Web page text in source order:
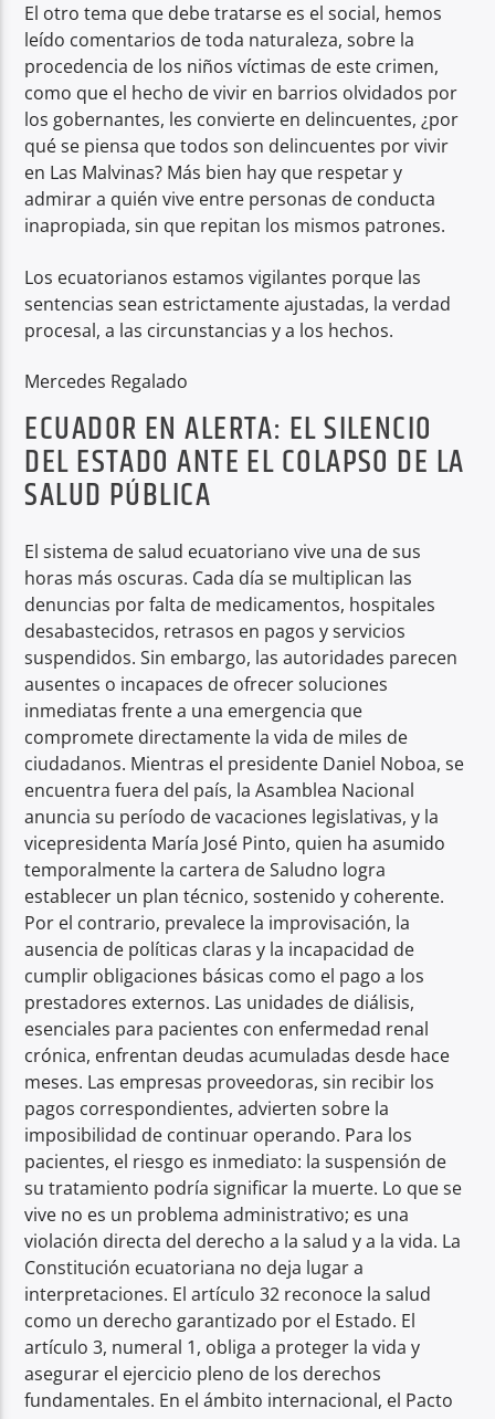
El otro tema que debe tratarse es el social, hemos
leído comentarios de toda naturaleza, sobre la
procedencia de los niños víctimas de este crimen,
como que el hecho de vivir en barrios olvidados por
los gobernantes, les convierte en delincuentes, ¿por
qué se piensa que todos son delincuentes por vivir
en Las Malvinas? Más bien hay que respetar y
admirar a quién vive entre personas de conducta
inapropiada, sin que repitan los mismos patrones.
Los ecuatorianos estamos vigilantes porque las
sentencias sean estrictamente ajustadas, la verdad
procesal, a las circunstancias y a los hechos.
Mercedes Regalado
ECUADOR EN ALERTA: EL SILENCIO
DEL ESTADO ANTE EL COLAPSO DE LA
SALUD PÚBLICA
El sistema de salud ecuatoriano vive una de sus
horas más oscuras. Cada día se multiplican las
denuncias por falta de medicamentos, hospitales
desabastecidos, retrasos en pagos y servicios
suspendidos. Sin embargo, las autoridades parecen
ausentes o incapaces de ofrecer soluciones
inmediatas frente a una emergencia que
compromete directamente la vida de miles de
ciudadanos. Mientras el presidente Daniel Noboa, se
encuentra fuera del país, la Asamblea Nacional
anuncia su período de vacaciones legislativas, y la
vicepresidenta María José Pinto, quien ha asumido
temporalmente la cartera de Saludno logra
establecer un plan técnico, sostenido y coherente.
Por el contrario, prevalece la improvisación, la
ausencia de políticas claras y la incapacidad de
cumplir obligaciones básicas como el pago a los
prestadores externos. Las unidades de diálisis,
esenciales para pacientes con enfermedad renal
crónica, enfrentan deudas acumuladas desde hace
meses. Las empresas proveedoras, sin recibir los
pagos correspondientes, advierten sobre la
imposibilidad de continuar operando. Para los
pacientes, el riesgo es inmediato: la suspensión de
su tratamiento podría significar la muerte. Lo que se
vive no es un problema administrativo; es una
violación directa del derecho a la salud y a la vida. La
Constitución ecuatoriana no deja lugar a
interpretaciones. El artículo 32 reconoce la salud
como un derecho garantizado por el Estado. El
artículo 3, numeral 1, obliga a proteger la vida y
asegurar el ejercicio pleno de los derechos
fundamentales. En el ámbito internacional, el Pacto